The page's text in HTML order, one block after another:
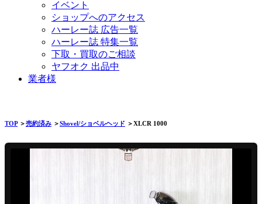
イベント
ショップへのアクセス
ハーレー誌 広告一覧
ハーレー誌 特集一覧
下取・買取のご相談
ヤフオク 出品中
業者様
TOP＞売約済み ＞Shovel/ショベルヘッド ＞XLCR 1000